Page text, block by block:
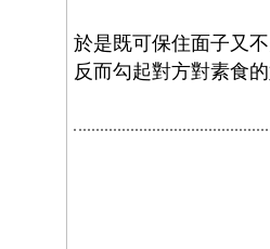
於是既可保住面子又
反而勾起對方對素食